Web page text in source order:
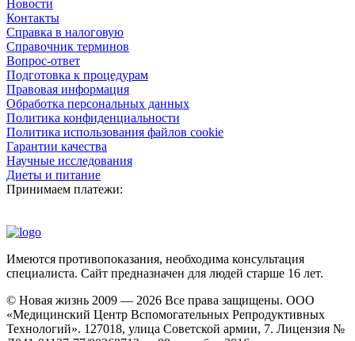
Новости
Контакты
Справка в налоговую
Справочник терминов
Вопрос-ответ
Подготовка к процедурам
Правовая информация
Обработка персональных данных
Политика конфиденциальности
Политика использования файлов cookie
Гарантии качества
Научные исследования
Диеты и питание
Принимаем платежи:
Имеются противопоказания, необходима консультация
специалиста. Сайт предназначен для людей старше 16 лет.
© Новая жизнь 2009 — 2026 Все права защищены. ООО
«Медицинский Центр Вспомогательных Репродуктивных
Технологий». 127018, улица Советской армии, 7. Лицензия №